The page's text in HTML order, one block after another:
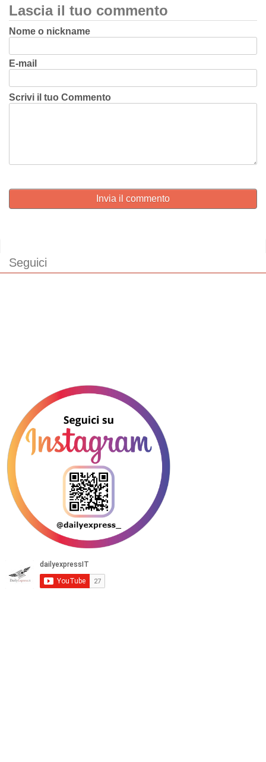
Lascia il tuo commento
Nome o nickname
E-mail
Scrivi il tuo Commento
Invia il commento
Seguici